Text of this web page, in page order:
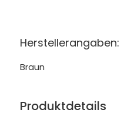
Herstellerangaben:
Braun
Produktdetails